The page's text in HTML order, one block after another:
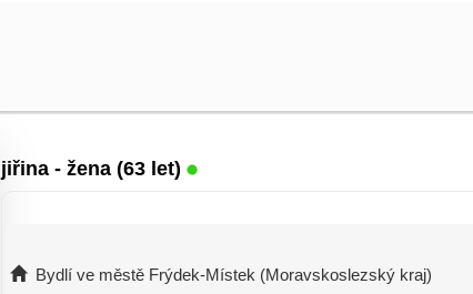
jiřina - žena (63 let)
Bydlí ve městě Frýdek-Místek (Moravskoslezský kraj)